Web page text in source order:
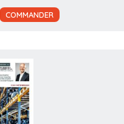
COMMANDER